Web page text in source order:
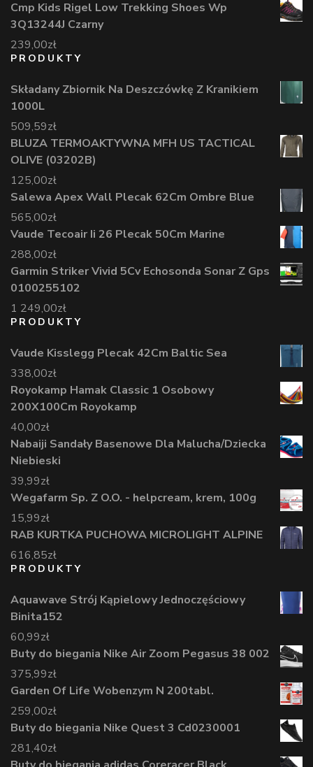
Cmp Kids Rigel Low Trekking Shoes Wp
3Q13244J Czarny
239,00zł
PRODUKTY
Składany Zbiornik Na Deszczówkę Z Kranikiem
1000L
509,59zł
BLUZA TERMOAKTYWNA MFH US TACTICAL
OLIVE (03202B)
125,00zł
Salewa Apex Wall Plecak 62Cm Ombre Blue
565,00zł
Vaude Tecoair Ii 26 Plecak 50Cm Marine
288,00zł
Garmin Striker Vivid 5Cv Echosonda Sonar Z Gps
0100255102
1 249,00zł
PRODUKTY
Vaude Kisslegg Plecak 42Cm Baltic Sea
338,00zł
Royokamp Hamak Classic 1 Osobowy
200X100Cm Royokamp
40,00zł
Nabaiji Sandały Basenowe Dla Malucha/Dziecka
Niebieski
39,99zł
Wegafarm Sp. Z O.O. - helpcream, krem, 100g
15,99zł
RAB KURTKA PUCHOWA MICROLIGHT ALPINE
616,85zł
PRODUKTY
Aquawave Strój Kąpielowy Jednoczęściowy
Binita152
60,99zł
Buty do biegania Nike Air Zoom Pegasus 38 002
375,99zł
Garden Of Life Wobenzym N 200tabl.
259,00zł
Buty do biegania Nike Quest 3 Cd0230001
281,40zł